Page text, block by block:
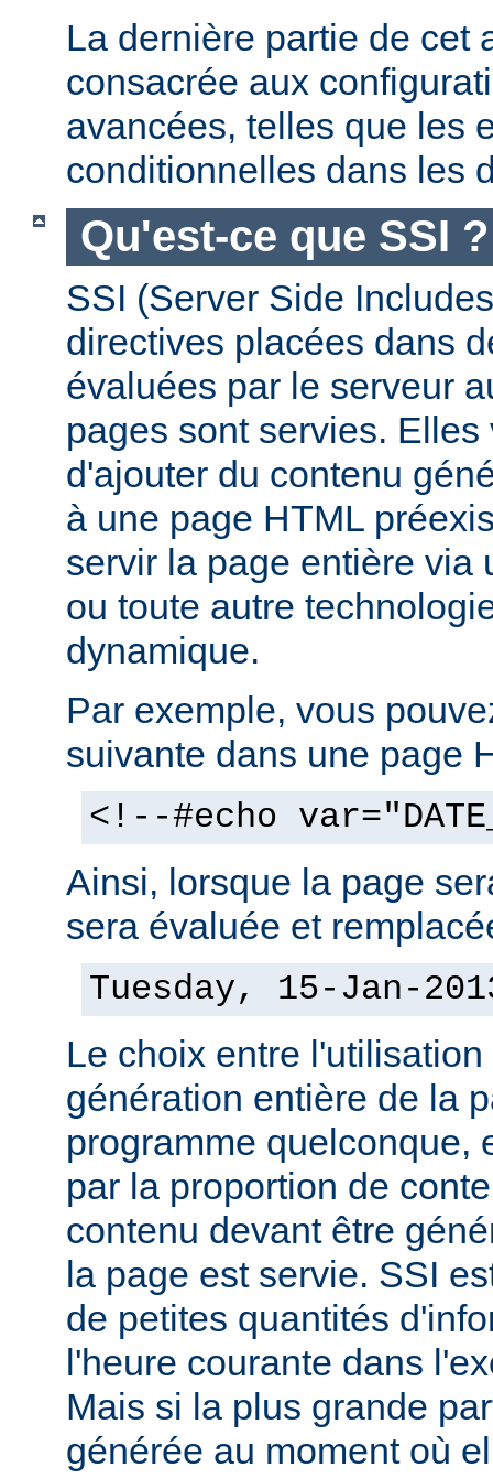
La dernière partie de cet
consacrée aux
avancées, telles que les
conditionnelles dans les
Qu'est-ce que SSI ?
SSI (Server Side
directives placées dans
évaluées par le serveur
pages sont servies.
d'ajouter du contenu
à une page HTML
servir la page entière via
ou toute autre
dynamique.
Par exemple, vous
suivante dans une page
<!--#echo
Ainsi, lorsque la page
sera évaluée et
Tuesday, 15-Jan-
Le choix entre
génération entière de la
programme quelconque,
par la proportion de
contenu devant être
la page est servie. SSI
de petites quantités
l'heure courante dans
Mais si la plus grande
générée au moment où